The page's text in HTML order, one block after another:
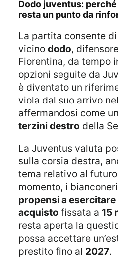
dodo juventus: perché la fascia destra
resta un punto da
La partita consente di analizzare da
vicinododo,
Fiorentina, da tempo
opzioni seguite da
è diventato un
viola dal suo arrivo
affermandosi come
terzini destro della
La Juventus valuta possibili interventi
sulla corsia destra,
tema relativo al
momento, i
propensi a esercitare
acquisto fissata a 15
resta aperta la
possa accettare
prestito fino al 2027.